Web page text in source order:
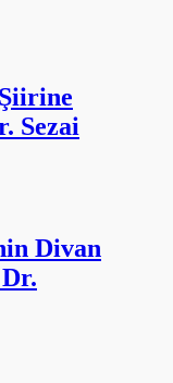
Sezai
Divan